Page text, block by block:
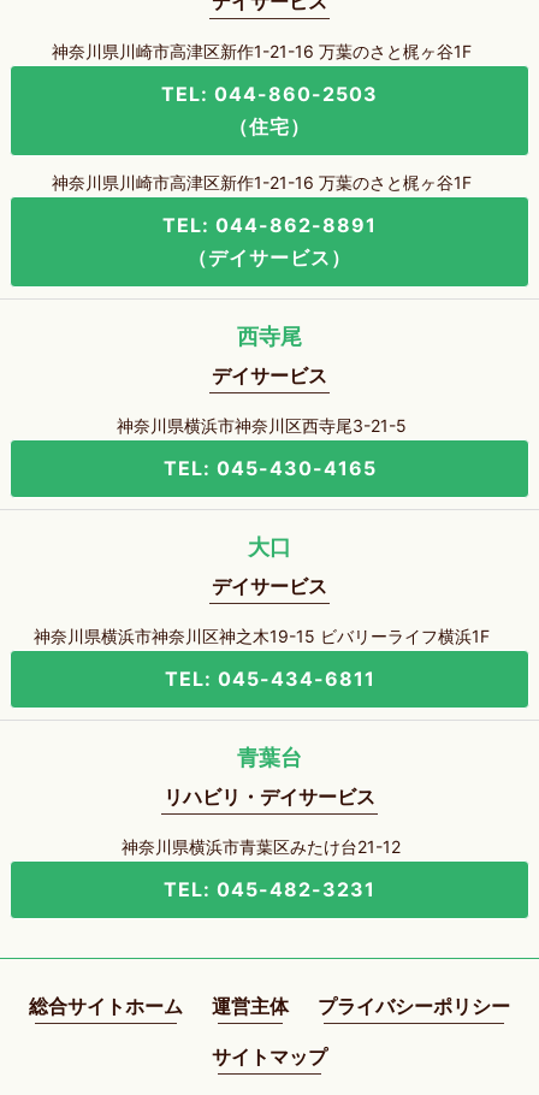
神奈川県川崎市高津区新作1-21-16 万葉のさと梶ヶ谷1F
TEL: 044-860-2503
（住宅）
神奈川県川崎市高津区新作1-21-16 万葉のさと梶ヶ谷1F
TEL: 044-862-8891
（デイサービス）
西寺尾
デイサービス
神奈川県横浜市神奈川区西寺尾3-21-5
TEL: 045-430-4165
大口
デイサービス
神奈川県横浜市神奈川区神之木19-15 ビバリーライフ横浜1F
TEL: 045-434-6811
青葉台
リハビリ・デイサービス
神奈川県横浜市青葉区みたけ台21-12
TEL: 045-482-3231
総合サイトホーム 運営主体 プライバシーポリシー
サイトマップ